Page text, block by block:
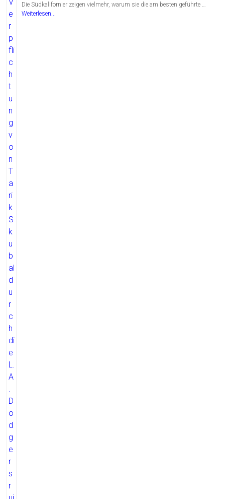
Die Südkalifornier zeigen vielmehr, warum sie die am besten geführte …
Weiterlesen...